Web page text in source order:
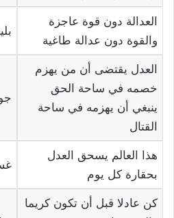
العدالة دون قوة عاجزة
والقوة دون عدالة طاغية
العدل يقتضى أن من يهزم
خصمه في ساحة الحق
ينبغي أن يهزمه في ساحة
القتال
هذا العالم يسحق العدل
بحقارة كل يوم
كن عادلا قبل أن تكون كريما